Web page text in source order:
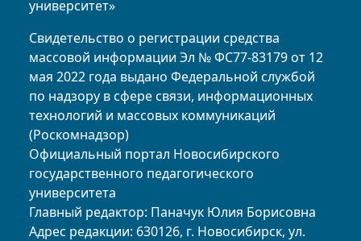
университет»
Свидетельство о регистрации средства
массовой информации Эл № ФС77-83179 от 12
мая 2022 года выдано Федеральной службой
по надзору в сфере связи, информационных
технологий и массовых коммуникаций
(Роскомнадзор)
Официальный портал Новосибирского
государственного педагогического
университета
Главный редактор: Паначук Юлия Борисовна
Адрес редакции: 630126, г. Новосибирск, ул.